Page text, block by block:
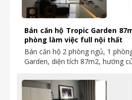
Bán căn hộ Tropic Garden
phòng làm việc full nội thất
Bán căn hộ 2 phòng ngủ, 1
Garden, diện tích 87m2, hướng